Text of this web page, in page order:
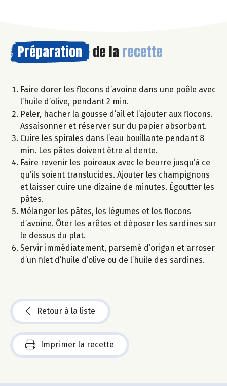
Préparation de la recette
Faire dorer les flocons d’avoine dans une poêle avec
l’huile d’olive, pendant 2 min.
Peler, hacher la gousse d’ail et l’ajouter aux flocons.
Assaisonner et réserver sur du papier absorbant.
Cuire les spirales dans l’eau bouillante pendant 8
min. Les pâtes doivent être al dente.
Faire revenir les poireaux avec le beurre jusqu’à ce
qu’ils soient translucides. Ajouter les champignons
et laisser cuire une dizaine de minutes. Égoutter les
pâtes.
Mélanger les pâtes, les légumes et les flocons
d’avoine. Ôter les arêtes et déposer les sardines sur
le dessus du plat.
Servir immédiatement, parsemé d’origan et arroser
d’un filet d’huile d’olive ou de l’huile des sardines.
Retour à la liste
Imprimer la recette